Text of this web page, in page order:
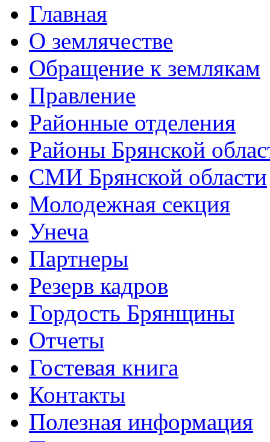
Главная
О землячестве
Обращение к землякам
Правление
Районные отделения
Районы Брянской
СМИ Брянской области
Молодежная секция
Унеча
Партнеры
Резерв кадров
Гордость Брянщины
Отчеты
Гостевая книга
Контакты
Полезная информация